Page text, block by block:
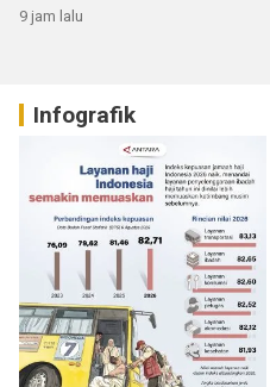
9 jam lalu
Infografik